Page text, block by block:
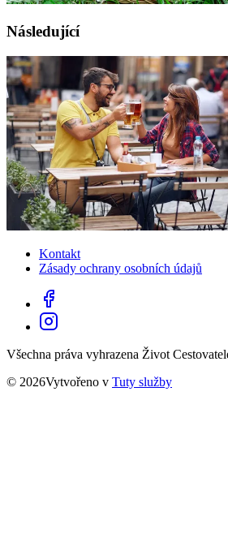
Následující
Kontakt
Zásady ochrany osobních údajů
Všechna práva vyhrazena Život
© 2026Vytvořeno v Tuty služby